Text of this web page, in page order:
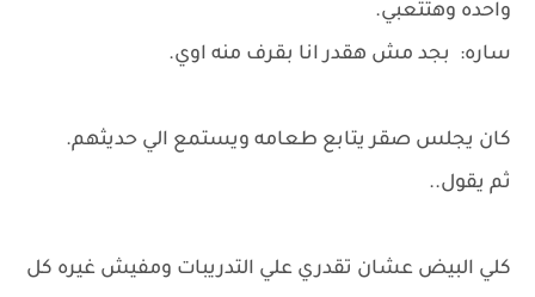
واحده وهتتعبي.
ساره: بجد مش هقدر انا بقرف منه اوي.
كان يجلس صقر يتابع طعامه ويستمع الي حديثهم.
ثم يقول..
كلي البيض عشان تقدري علي التدريبات ومفيش غيره كل